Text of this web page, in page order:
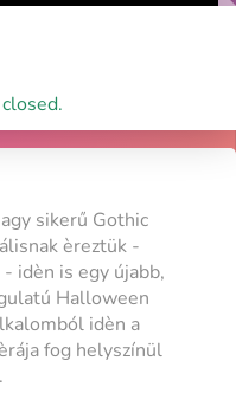
sikerű Gothic
èreztük -
idèn is egy újabb,
Halloween
idèn a
fog helyszínül